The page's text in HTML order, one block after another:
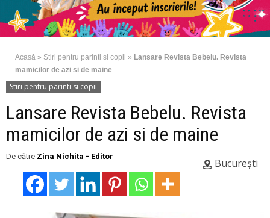
Acasă » Stiri pentru parinti si copii » Lansare Revista Bebelu. Revista
mamicilor de azi si de maine
Stiri pentru parinti si copii
Lansare Revista Bebelu. Revista
mamicilor de azi si de maine
București
De către Zina Nichita - Editor